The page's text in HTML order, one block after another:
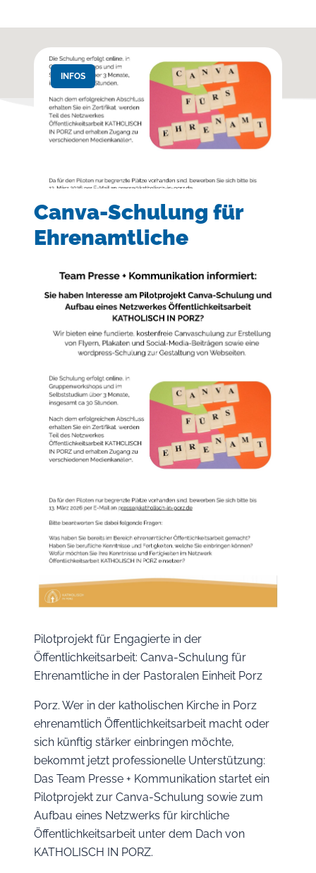
INFOS
Canva-Schulung für
Ehrenamtliche
Pilotprojekt für Engagierte in der
Öffentlichkeitsarbeit: Canva-Schulung für
Ehrenamtliche in der Pastoralen Einheit Porz
Porz. Wer in der katholischen Kirche in Porz
ehrenamtlich Öffentlichkeitsarbeit macht oder
sich künftig stärker einbringen möchte,
bekommt jetzt professionelle Unterstützung:
Das Team Presse + Kommunikation startet ein
Pilotprojekt zur Canva-Schulung sowie zum
Aufbau eines Netzwerks für kirchliche
Öffentlichkeitsarbeit unter dem Dach von
KATHOLISCH IN PORZ.